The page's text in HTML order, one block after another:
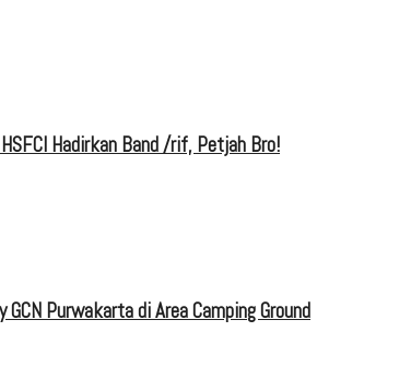
Hadirkan Band /rif, Petjah Bro!
Purwakarta di Area Camping Ground